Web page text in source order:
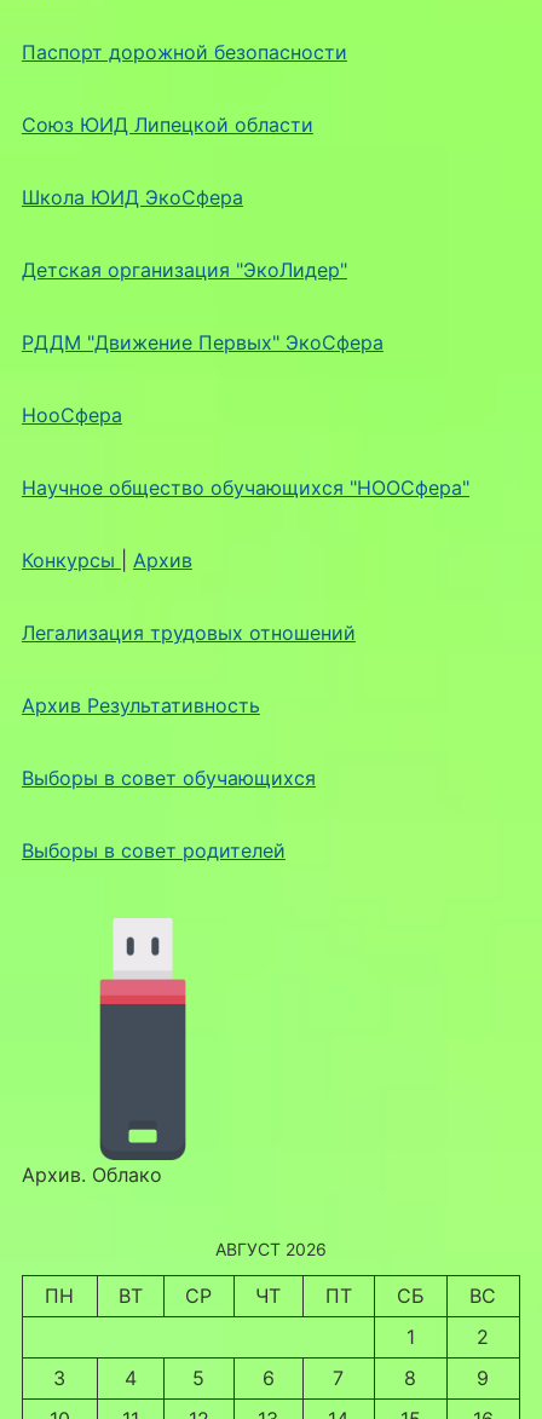
Паспорт дорожной безопасности
Союз ЮИД Липецкой области
Школа ЮИД ЭкоСфера
Детская организация "ЭкоЛидер"
РДДМ "Движение Первых" ЭкоСфера
НооСфера
Научное общество обучающихся "НООСфера"
Конкурсы Архив
Легализация трудовых отношений
Архив Результативность
Выборы в совет обучающихся
Выборы в совет родителей
Архив. Облако
АВГУСТ 2026
ПН ВТ СР ЧТ ПТ СБ
ВС
1
2
3
4 5 6 7 8
9